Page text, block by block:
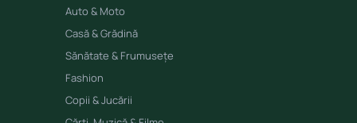
Auto & Moto
Casă & Grădină
Sănătate & Frumusețe
Fashion
Copii & Jucării